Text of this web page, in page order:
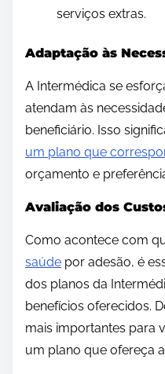
serviços extras.
Adaptação às
A Intermédica se
atendam às
beneficiário. Isso
um plano que
orçamento e
Avaliação dos
Como acontece com
saúde por adesão, é
dos planos da
benefícios oferecidos.
mais importantes para
um plano que ofereça